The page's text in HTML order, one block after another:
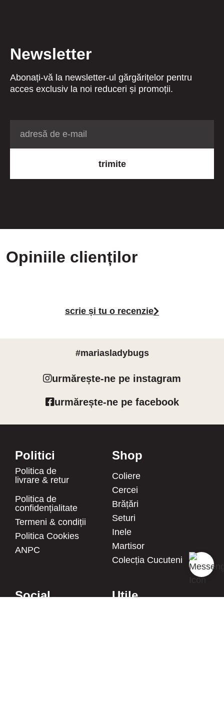
Newsletter
Abonați-vă la newsletter-ul gărgărițelor pentru
acces exclusiv la noi reduceri și promoții.
trimite
Opiniile clienților
scrie și tu o recenzie
#mariasladybugs
urmărește-ne pe instagram
urmărește-ne pe facebook
Politici
Politica de
livrare & retur
Politica de
confidențialitate
Termeni & condiții
Politica Cookies
ANPC
Shop
Coliere
Cercei
Brățări
Seturi
Inele
Martisor
Colecția Cucuteni
Social Utile